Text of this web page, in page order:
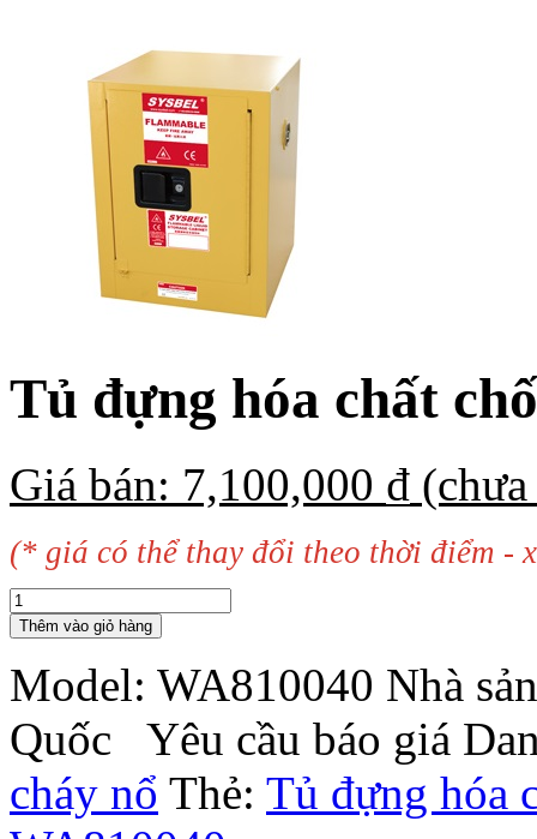
Tủ đựng hóa chất
Giá bán: 7,100,000 ₫
(* giá có thể thay đổi theo thời điểm -
Thêm vào giỏ hàng
Model: WA810040 Nhà
Quốc
Yêu cầu báo giá
cháy nổ Thẻ: Tủ đựng hóa